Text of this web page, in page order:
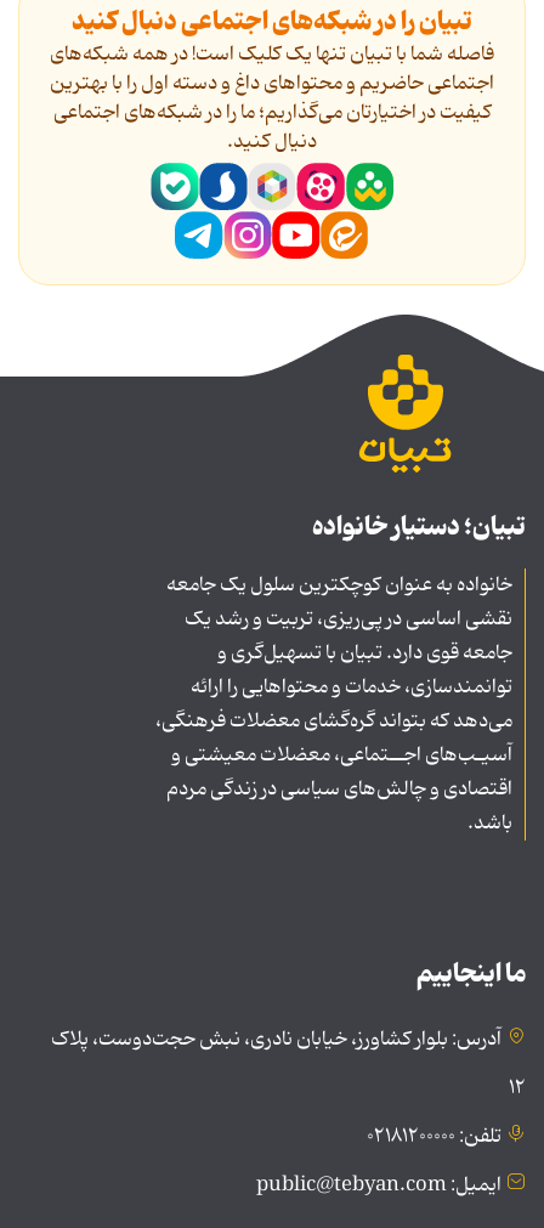
تبیان را در شبکه‌های اجتماعی دنبال کنید
فاصله شما با تبیان تنها یک کلیک است! در همه شبکه‌های
اجتماعی حاضریم و محتواهای داغ و دسته اول را با بهترین
کیفیت در اختیارتان می‌گذاریم؛ ما را در شبکه‌های اجتماعی
دنیال کنید.
تبیان؛ دستیار خانواده
خانواده به عنوان کوچکترین سلول یک جامعه
نقشی اساسی در پی‌ریزی، تربیت و رشد یک
جامعه قوی دارد. تبیان با تسهیل‌گری و
توانمندسازی، خدمات و محتواهایی را ارائه
می‌دهد که بتواند گره‌گشای معضلات فرهنگی،
آسیـب‌های اجــتماعی، معضلات معیشتی و
اقتصادی و چالش‌های سیاسی در زندگی مردم
باشد.
ما اینجاییم
آدرس: بلوار کشاورز، خیابان نادری، نبش حجت‌دوست، پلاک
۱۲
تلفن: ۰۲۱۸۱۲۰۰۰۰۰
ایمیل: public@tebyan.com